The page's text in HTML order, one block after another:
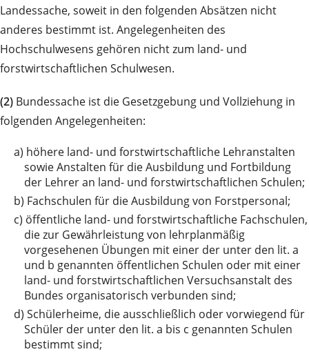
Landessache, soweit in den folgenden Absätzen nicht
anderes bestimmt ist. Angelegenheiten des
Hochschulwesens gehören nicht zum land- und
forstwirtschaftlichen Schulwesen.
(2) Bundessache ist die Gesetzgebung und Vollziehung in
folgenden Angelegenheiten:
a) höhere land- und forstwirtschaftliche Lehranstalten
sowie Anstalten für die Ausbildung und Fortbildung
der Lehrer an land- und forstwirtschaftlichen Schulen;
b) Fachschulen für die Ausbildung von Forstpersonal;
c) öffentliche land- und forstwirtschaftliche Fachschulen,
die zur Gewährleistung von lehrplanmäßig
vorgesehenen Übungen mit einer der unter den lit. a
und b genannten öffentlichen Schulen oder mit einer
land- und forstwirtschaftlichen Versuchsanstalt des
Bundes organisatorisch verbunden sind;
d) Schülerheime, die ausschließlich oder vorwiegend für
Schüler der unter den lit. a bis c genannten Schulen
bestimmt sind;